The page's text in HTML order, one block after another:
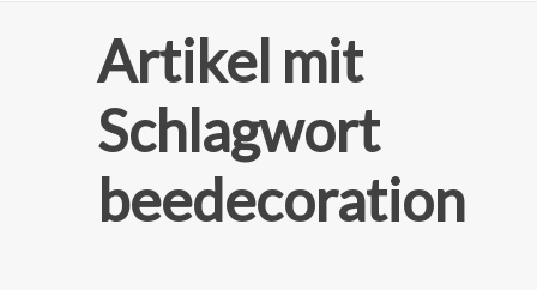
Artikel mit
Schlagwort
beedecoration